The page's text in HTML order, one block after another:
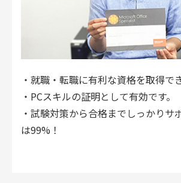
・就職・転職に有利な資格を取得で
・PCスキルの証明として有効です。
・試験対策から合格までしっかりサ
は99%！